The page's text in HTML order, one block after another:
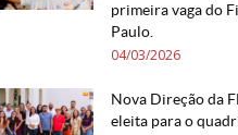
primeira vaga do
Paulo.
04/03/2026
Nova Direção da
eleita para o